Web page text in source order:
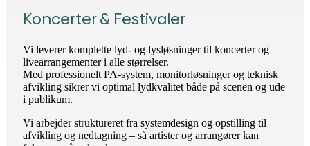
Koncerter & Festivaler
Vi leverer komplette lyd- og lysløsninger til koncerter og
livearrangementer i alle størrelser.
Med professionelt PA-system, monitorløsninger og teknisk
afvikling sikrer vi optimal lydkvalitet både på scenen og ude
i publikum.
Vi arbejder struktureret fra systemdesign og opstilling til
afvikling og nedtagning – så artister og arrangører kan